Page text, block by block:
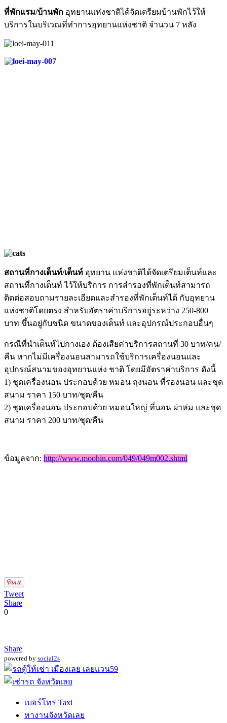
ที่พักแรม/บ้านพัก อุทยานแห่งชาติได้จัดเตรียมบ้านพักไว้ให้
บริการในบริเวณที่ทำการอุทยานแห่งชาติ จำนวน 7 หลัง
สถานที่กางเต็นท์/เต็นท์ อุทยาน แห่งชาติได้จัดเตรียมเต็นท์และ
สถานที่กางเต็นท์ ไว้ให้บริการ การสำรองที่พักเต็นท์สามารถ
ติดต่อสอบถามรายละเอียดและสำรองที่พักเต็นท์ได้ กับอุทยาน
แห่งชาติโดยตรง สำหรับอัตราค่าบริการอยู่ระหว่าง 250-800
บาท ขึ้นอยู่กับชนิด ขนาดของเต็นท์ และอุปกรณ์ประกอบอื่นๆ
กรณีที่นำเต็นท์ไปกางเอง ต้องเสียค่าบริการสถานที่ 30 บาท/คน/
คืน หากไม่มีเครื่องนอนสามารถใช้บริการเครื่องนอนและ
อุปกรณ์สนามของอุทยานแห่ง ชาติ โดยมีอัตราค่าบริการ ดังนี้
1) ชุดเครื่องนอน ประกอบด้วย หมอน ถุงนอน ที่รองนอน และชุด
สนาม ราคา 150 บาท/ชุด/คืน
2) ชุดเครื่องนอน ประกอบด้วย หมอนใหญ่ ที่นอน ผ่าห่ม และชุด
สนาม ราคา 200 บาท/ชุด/คืน
ข้อมูลจาก: http://www.moohin.com/049/049m002.shtml
Tweet
Share
0
Share
powered by social2s
เบอร์โทร Taxi
หางานจังหวัดเลย